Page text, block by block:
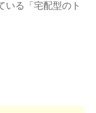
いる「宅配型のト